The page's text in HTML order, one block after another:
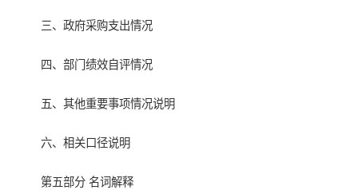
三、政府采购支出情况
四、部门绩效自评情况
五、其他重要事项情况说明
六、相关口径说明
第五部分 名词解释